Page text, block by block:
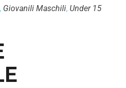
, Giovanili Maschili, Under 15